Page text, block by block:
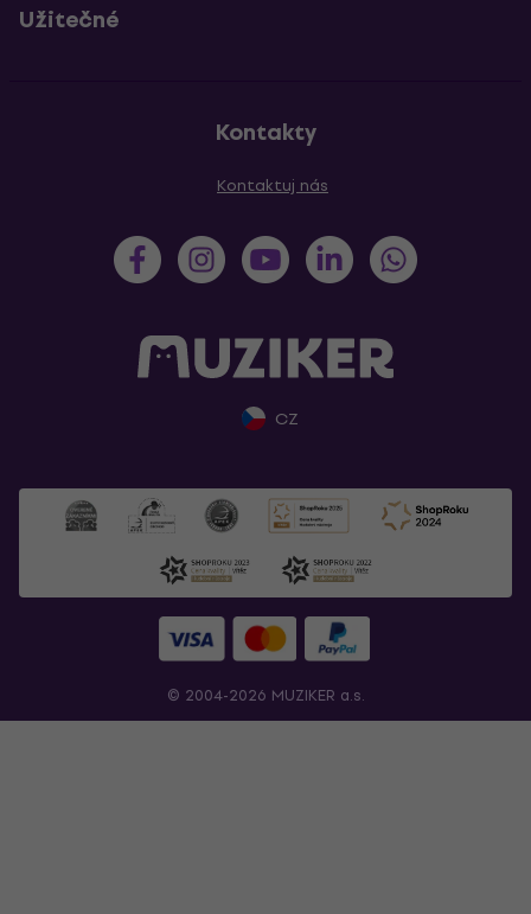
Užitečné
Kontakty
Kontaktuj nás
CZ
© 2004-2026 MUZIKER a.s.